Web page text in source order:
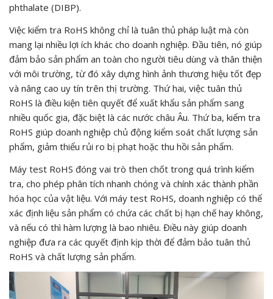
phthalate (DIBP).
Việc kiểm tra RoHS không chỉ là tuân thủ pháp luật mà còn
mang lại nhiều lợi ích khác cho doanh nghiệp. Đầu tiên, nó giúp
đảm bảo sản phẩm an toàn cho người tiêu dùng và thân thiện
với môi trường, từ đó xây dựng hình ảnh thương hiệu tốt đẹp
và nâng cao uy tín trên thị trường. Thứ hai, việc tuân thủ
RoHS là điều kiện tiên quyết để xuất khẩu sản phẩm sang
nhiều quốc gia, đặc biệt là các nước châu Âu. Thứ ba, kiểm tra
RoHS giúp doanh nghiệp chủ động kiểm soát chất lượng sản
phẩm, giảm thiểu rủi ro bị phạt hoặc thu hồi sản phẩm.
Máy test RoHS đóng vai trò then chốt trong quá trình kiểm
tra, cho phép phân tích nhanh chóng và chính xác thành phần
hóa học của vật liệu. Với máy test RoHS, doanh nghiệp có thể
xác định liệu sản phẩm có chứa các chất bị hạn chế hay không,
và nếu có thì hàm lượng là bao nhiêu. Điều này giúp doanh
nghiệp đưa ra các quyết định kịp thời để đảm bảo tuân thủ
RoHS và chất lượng sản phẩm.